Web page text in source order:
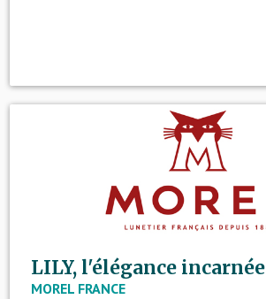
LILY, l'élégance incarnée
MOREL FRANCE